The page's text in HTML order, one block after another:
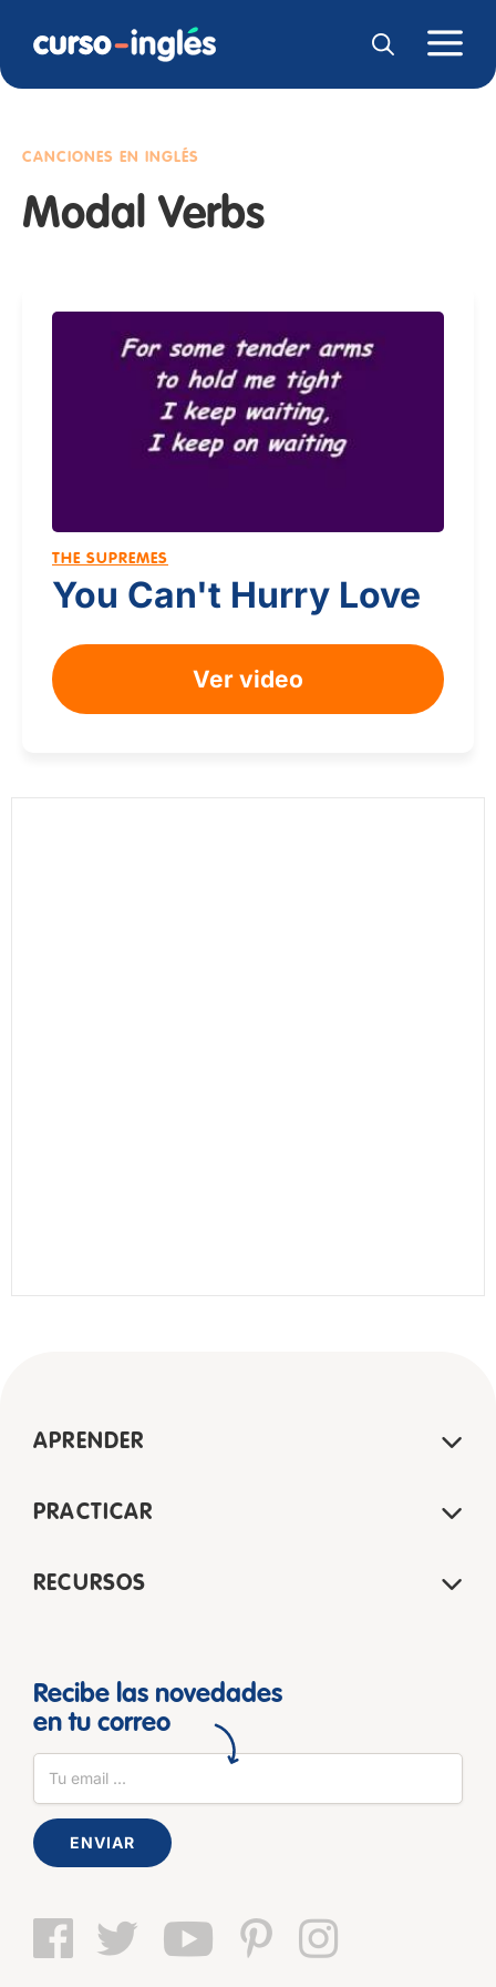
CANCIONES EN INGLÉS
Modal Verbs
THE SUPREMES
You Can't Hurry Love
Ver video
APRENDER
PRACTICAR
RECURSOS
Recibe las novedades
en tu correo
ENVIAR